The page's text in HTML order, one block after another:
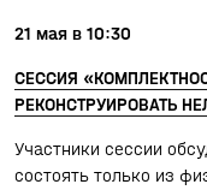
21 мая в 10:30
СЕССИЯ
РЕКОНСТРУИРОВАТЬ
Участники сессии
состоять только из